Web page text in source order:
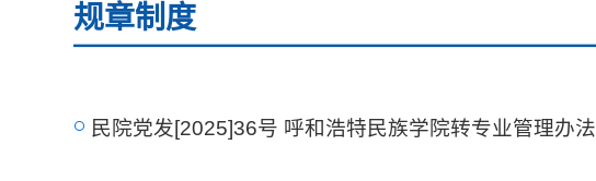
规章制度
民院党发[2025]36号 呼和浩特民族学院转专业管理办法